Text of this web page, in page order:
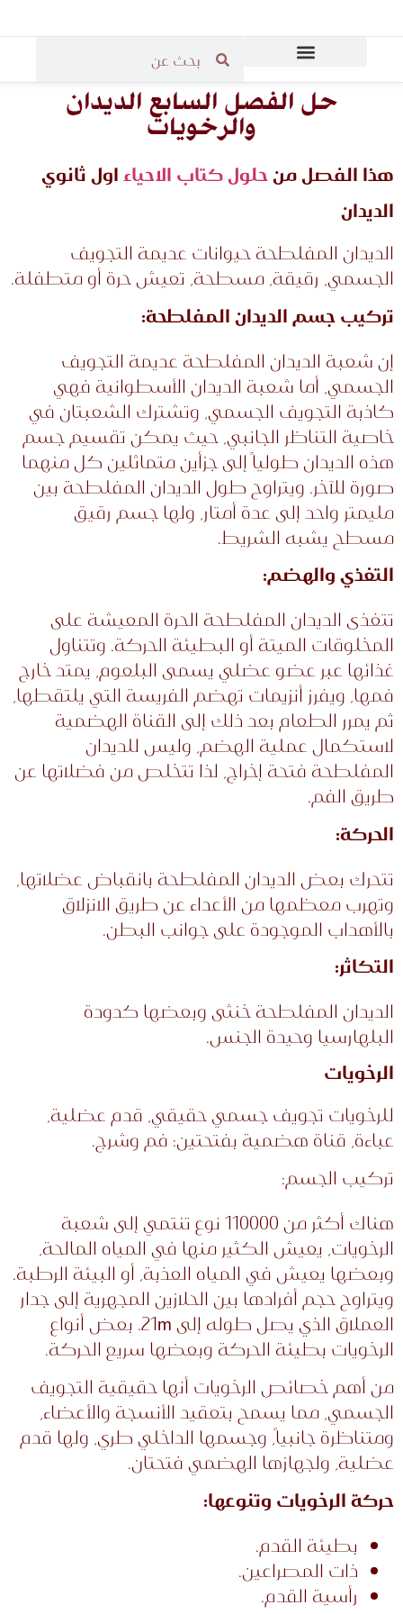
حل الفصل السابع الديدان
والرخويات
هذا الفصل منحلول كتاب الاحياءاول ثانوي
الديدان
الديدان المفلطحة حيوانات عديمة التجويف
الجسمي، رقيقة، مسطحة، تعيش حرة أو متطفلة.
تركيب جسم الديدان المفلطحة:
إن شعبة الديدان المفلطحة عديمة التجويف
الجسمي، أما شعبة الديدان الأسطوانية فهي
كاذبة التجويف الجسمي، وتشترك الشعبتان في
خاصية التناظر الجانبي، حيث يمكن تقسيم جسم
هذه الديدان طولياً إلى جزأين متماثلين كل منهما
صورة للآخر. ويتراوح طول الديدان المفلطحة بين
مليمتر واحد إلى عدة أمتار، ولها جسم رقيق
مسطح يشبه الشريط.
التغذي والهضم:
تتغذى الديدان المفلطحة الحرة المعيشة على
المخلوقات الميتة أو البطيئة الحركة. وتتناول
غذائها عبر عضو عضلي يسمى البلعوم، يمتد خارج
فمها، ويفرز أنزيمات تهضم الفريسة التي يلتقطها،
ثم يمرر الطعام بعد ذلك إلى القناة الهضمية
لاستكمال عملية الهضم، وليس للديدان
المفلطحة فتحة إخراج، لذا تتخلص من فضلاتها عن
طريق الفم.
الحركة:
تتحرك بعض الديدان المفلطحة بانقباض عضلاتها،
وتهرب معظمها من الأعداء عن طريق الانزلاق
بالأهداب الموجودة على جوانب البطن.
التكاثر:
الديدان المفلطحة خنثى وبعضها كدودة
البلهارسيا وحيدة الجنس.
الرخويات
للرخويات تجويف جسمي حقيقي، قدم عضلية،
عباءة، قناة هضمية بفتحتين: فم وشرج.
تركيب الجسم:
هناك أكثر من 110000 نوع تنتمي إلى شعبة
الرخويات، يعيش الكثير منها في المياه المالحة،
وبعضها يعيش في المياه العذبة، أو البيئة الرطبة.
ويتراوح حجم أفرادها بين الحلازين المجهرية إلى جدار
العملاق الذي يصل طوله إلى 21m. بعض أنواع
الرخويات بطيئة الحركة وبعضها سريع الحركة.
من أهم خصائص الرخويات أنها حقيقية التجويف
الجسمي، مما يسمح بتعقيد الأنسجة والأعضاء،
ومتناظرة جانبياً، وجسمها الداخلي طري، ولها قدم
عضلية، ولجهازها الهضمي فتحتان.
حركة الرخويات وتنوعها:
بطيئة القدم.
ذات المصراعين.
رأسية القدم.